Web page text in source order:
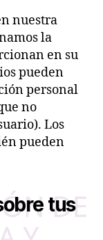
nuestra
la
en su
pueden
personal
no
Los
pueden
tus